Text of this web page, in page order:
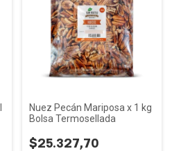
Nuez Pecán Mariposa x 1 kg
Bolsa Termosellada
$25.327,70